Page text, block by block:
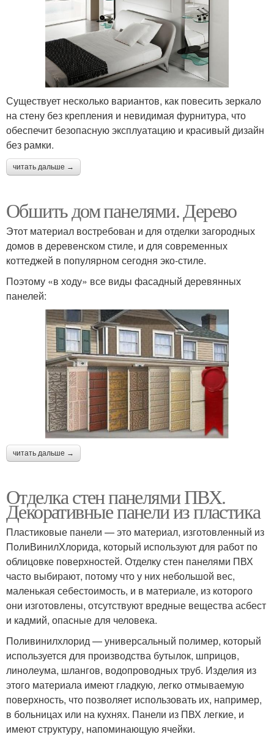
Существует несколько вариантов, как повесить зеркало
на стену без крепления и невидимая фурнитура, что
обеспечит безопасную эксплуатацию и красивый дизайн
без рамки.
читать дальше →
Обшить дом панелями. Дерево
Этот материал востребован и для отделки загородных
домов в деревенском стиле, и для современных
коттеджей в популярном сегодня эко-стиле.
Поэтому «в ходу» все виды фасадный деревянных
панелей:
читать дальше →
Отделка стен панелями ПВХ.
Декоративные панели из пластика
Пластиковые панели — это материал, изготовленный из
ПолиВинилХлорида, который используют для работ по
облицовке поверхностей. Отделку стен панелями ПВХ
часто выбирают, потому что у них небольшой вес,
маленькая себестоимость, и в материале, из которого
они изготовлены, отсутствуют вредные вещества асбест
и кадмий, опасные для человека.
Поливинилхлорид — универсальный полимер, который
используется для производства бутылок, шприцов,
линолеума, шлангов, водопроводных труб. Изделия из
этого материала имеют гладкую, легко отмываемую
поверхность, что позволяет использовать их, например,
в больницах или на кухнях. Панели из ПВХ легкие, и
имеют структуру, напоминающую ячейки.